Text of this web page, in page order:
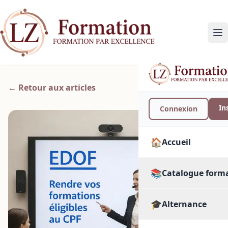
Connexion
🏠Accueil
📚Catalogue
🔍Toutes les
🎓Alternance
← Retour aux articles